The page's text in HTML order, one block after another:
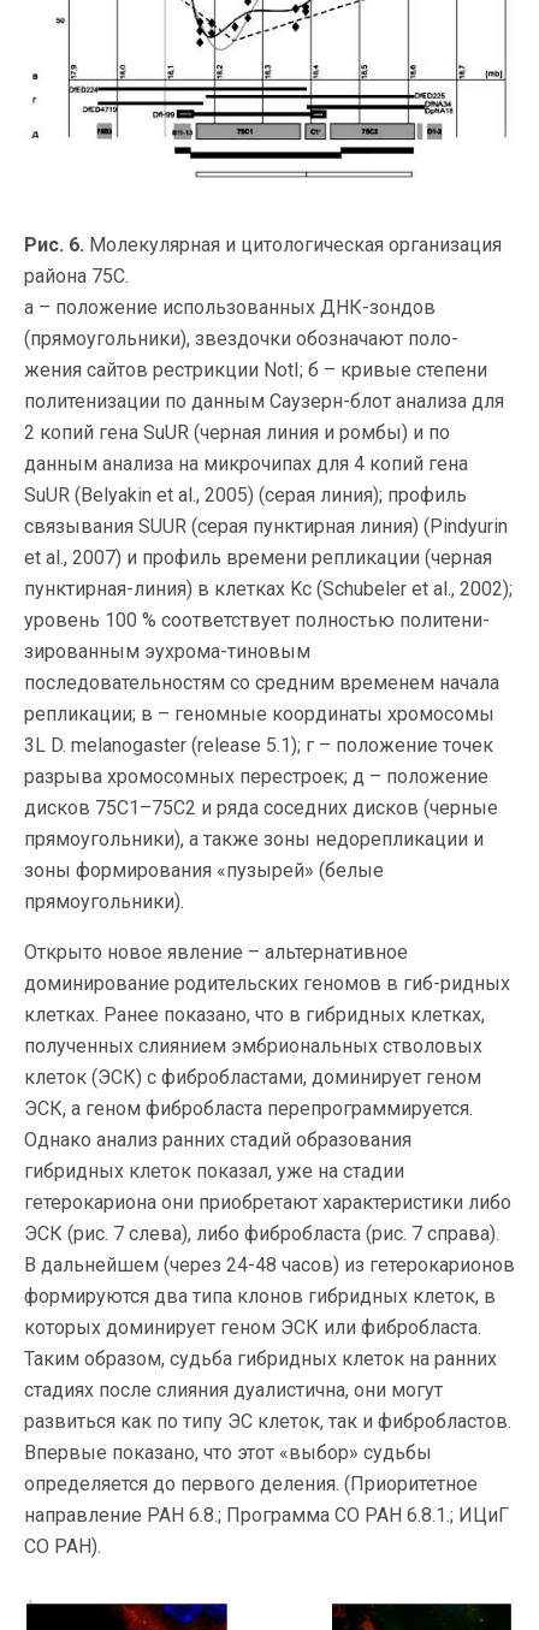
Рис. 6. Молекулярная и цитологическая организация
района 75С.
а – положение использованных ДНК-зондов
(прямоугольники), звездочки обозначают поло-
жения сайтов рестрикции NotI; б – кривые степени
политенизации по данным Саузерн-блот анализа для
2 копий гена SuUR (черная линия и ромбы) и по
данным анализа на микрочипах для 4 копий гена
SuUR (Belyakin et al., 2005) (серая линия); профиль
связывания SUUR (серая пунктирная линия) (Pindyurin
et al., 2007) и профиль времени репликации (черная
пунктирная-линия) в клетках Kc (Schubeler et al., 2002);
уровень 100 % соответствует полностью политени-
зированным эухрома-тиновым
последовательностям со средним временем начала
репликации; в – геномные координаты хромосомы
3L D. melanogaster (release 5.1); г – положение точек
разрыва хромосомных перестроек; д – положение
дисков 75C1–75C2 и ряда соседних дисков (черные
прямоугольники), а также зоны недорепликации и
зоны формирования «пузырей» (белые
прямоугольники).
Открыто новое явление – альтернативное
доминирование родительских геномов в гиб-ридных
клетках. Ранее показано, что в гибридных клетках,
полученных слиянием эмбриональных стволовых
клеток (ЭСК) с фибробластами, доминирует геном
ЭСК, а геном фибробласта перепрограммируется.
Однако анализ ранних стадий образования
гибридных клеток показал, уже на стадии
гетерокариона они приобретают характеристики либо
ЭСК (рис. 7 слева), либо фибробласта (рис. 7 справа).
В дальнейшем (через 24-48 часов) из гетерокарионов
формируются два типа клонов гибридных клеток, в
которых доминирует геном ЭСК или фибробласта.
Таким образом, судьба гибридных клеток на ранних
стадиях после слияния дуалистична, они могут
развиться как по типу ЭС клеток, так и фибробластов.
Впервые показано, что этот «выбор» судьбы
определяется до первого деления. (Приоритетное
направление РАН 6.8.; Программа СО РАН 6.8.1.; ИЦиГ
СО РАН).